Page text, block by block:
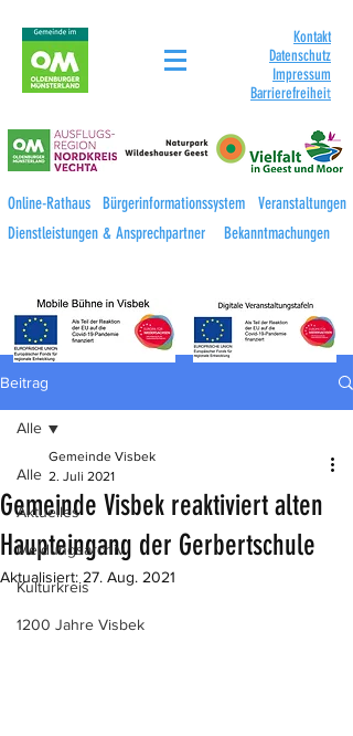
Kontakt
Datenschutz
Impressum
Barrierefreiheit
Online-Rathaus Bürgerinformationssystem
Veranstaltungen
Dienstleistungen & Ansprechpartner
Bekanntmachungen
Beitrag
Alle
Aktuelles
Meldungsarchiv
Kulturkreis
1200 Jahre Visbek
Alle
Gemeinde Visbek reaktiviert alten
Haupteingang der Gerbertschule
Gemeinde Visbek
2. Juli 2021
Aktualisiert: 27. Aug. 2021